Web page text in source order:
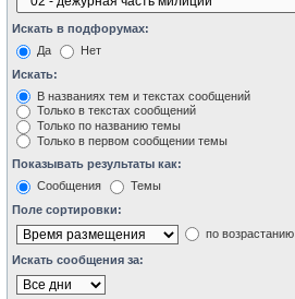
Искать в подфорумах:
Да
Нет
Искать:
В названиях тем и текстах сообщений
Только в текстах сообщений
Только по названию темы
Только в первом сообщении темы
Показывать результаты как:
Сообщения
Темы
Поле сортировки:
по возрастанию
Искать сообщения за: